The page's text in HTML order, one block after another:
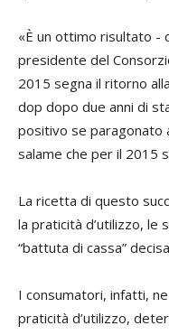
«È un ottimo risultato -
presidente del
2015 segna il ritorno
dop dopo due anni di
positivo se paragonato
salame che per il 2015
La ricetta di questo
la praticità d’utilizzo, le
“battuta di cassa”
I consumatori, infatti,
praticità d’utilizzo,